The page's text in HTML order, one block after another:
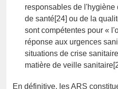
responsables de
de santé[24] ou de la
sont compétentes pour «
réponse aux urgences
situations de crise
matière de veille
En définitive, les ARS